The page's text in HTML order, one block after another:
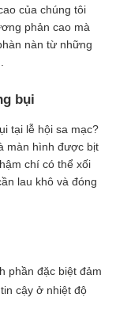
của chúng tôi
phản cao mà
nàn từ những
bụi
tại lễ hội sa mạc?
màn hình được bịt
chí có thể xối
lau khô và đóng
phần đặc biệt đảm
cậy ở nhiệt độ